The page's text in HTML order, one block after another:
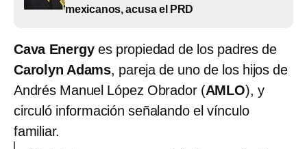
mexicanos, acusa el PRD
Cava Energy es propiedad de los padres de
Carolyn Adams, pareja de uno de los hijos de
Andrés Manuel López Obrador (AMLO), y
circuló información señalando el vínculo
familiar.